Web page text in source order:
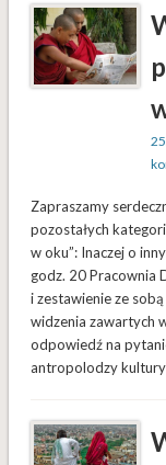
Zapraszamy
pozostałych
w oku”: Inaczej o
godz. 20 Pracownia
i zestawienie ze
widzenia zawartych
odpowiedź na
antropolodzy